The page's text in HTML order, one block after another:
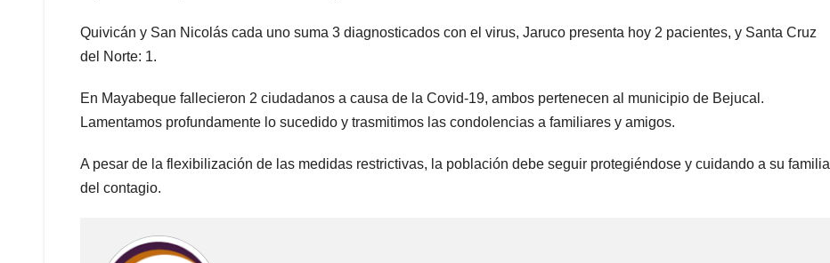
Quivicán y San Nicolás cada uno suma 3 diagnosticados con el virus, Jaruco presenta hoy 2 pacientes, y Santa Cruz
del Norte: 1.
En Mayabeque fallecieron 2 ciudadanos a causa de la Covid-19, ambos pertenecen al municipio de Bejucal.
Lamentamos profundamente lo sucedido y trasmitimos las condolencias a familiares y amigos.
A pesar de la flexibilización de las medidas restrictivas, la población debe seguir protegiéndose y cuidando a su familia
del contagio.